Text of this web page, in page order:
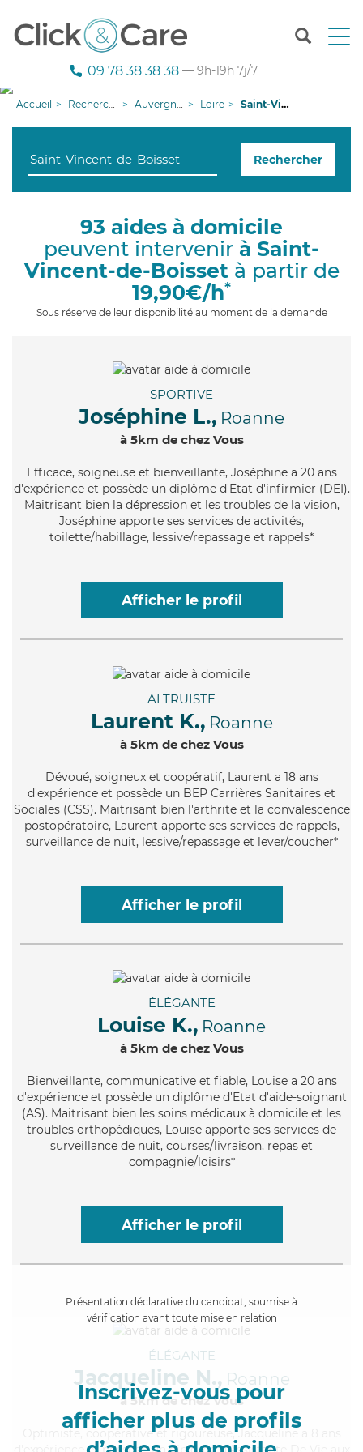
T
n
g
n
09 78 38 38 38 — 9h-19h 7j/7
Accueil Recherche aide à domicile Auvergne-Rhône-Alpes Loire Saint-Vincent-de-Boisset
Rechercher
93 aides à domicile
peuvent intervenir à Saint-
Vincent-de-Boissetà partir de
19,90€/h*
Sous réserve de leur disponibilité au moment de la demande
SPORTIVE
Joséphine L., Roanne
à 5km de chez Vous
Efficace, soigneuse et bienveillante, Joséphine a 20 ans
d'expérience et possède un diplôme d'Etat d'infirmier (DEI).
Maitrisant bien la dépression et les troubles de la vision,
Joséphine apporte ses services de activités,
toilette/habillage, lessive/repassage et rappels*
Afficher le profil
ALTRUISTE
Laurent K., Roanne
à 5km de chez Vous
Dévoué, soigneux et coopératif, Laurent a 18 ans
d'expérience et possède un BEP Carrières Sanitaires et
Sociales (CSS). Maitrisant bien l'arthrite et la convalescence
postopératoire, Laurent apporte ses services de rappels,
surveillance de nuit, lessive/repassage et lever/coucher*
Afficher le profil
ÉLÉGANTE
Louise K., Roanne
à 5km de chez Vous
Bienveillante, communicative et fiable, Louise a 20 ans
d'expérience et possède un diplôme d'Etat d'aide-soignant
(AS). Maitrisant bien les soins médicaux à domicile et les
troubles orthopédiques, Louise apporte ses services de
surveillance de nuit, courses/livraison, repas et
compagnie/loisirs*
Afficher le profil
Présentation déclarative du candidat, soumise à
vérification avant toute mise en relation
Inscrivez-vous pour
afficher plus de profils
ÉLÉGANTE
Jacqueline N., Roanne
à 5km de chez Vous
, coopérative et rigoureuse, Jacqueline a 8 ans